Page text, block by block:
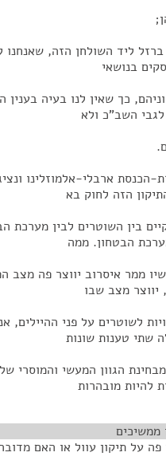
ליד השולחן הזה, שאנחנו
בנושאי
כך שאין לנו בעיה בענין
השב"כ ולא
הכנסת ארבלי-אלמוזלינו
הזה לחוק בא
בין השוטרים לבין מערכת
הבטחון. ממה
ממר איסרוב יווצר פה מצב
יווצר מצב שבו
לשוטרים על פני ההיילים,
שתי טענות שונות
הגוון המעשי והמוסרי
להיות מובהרות
ממשיכים
על תיקון עוול או האם